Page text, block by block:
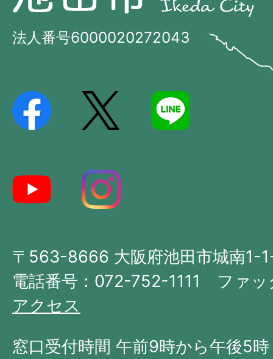
田
市
法人番号6000020272043
市
の
阪
府
西
〒563-8666 大阪府池田市城南1-
電話番号：072-752-1111 ファ
アクセス
窓口受付時間 午前9時から午後5時